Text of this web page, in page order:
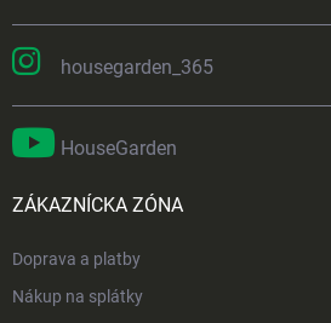
housegarden_365
HouseGarden
ZÁKAZNÍCKA ZÓNA
Doprava a platby
Nákup na splátky